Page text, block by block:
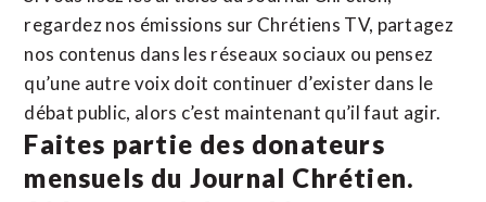
regardez nos émissions sur Chrétiens TV, partagez
nos contenus dans les réseaux sociaux ou pensez
qu’une autre voix doit continuer d’exister dans le
débat public, alors c’est maintenant qu’il faut agir.
Faites partie des donateurs
mensuels du Journal Chrétien.